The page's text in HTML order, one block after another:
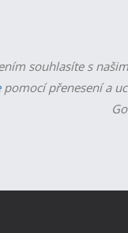
souhlasíte s
pomocí přenesení a